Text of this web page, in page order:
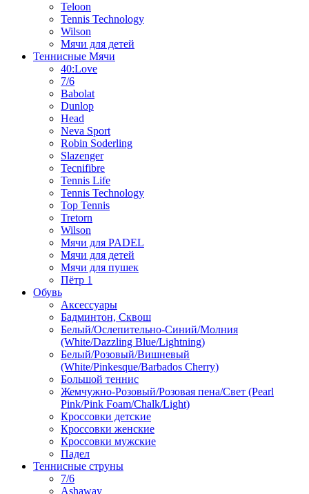
Teloon
Tennis Technology
Wilson
Мячи для детей
Теннисные Мячи
40:Love
7/6
Babolat
Dunlop
Head
Neva Sport
Robin Soderling
Slazenger
Tecnifibre
Tennis Life
Tennis Technology
Top Tennis
Tretorn
Wilson
Мячи для PADEL
Мячи для детей
Мячи для пушек
Пётр 1
Обувь
Аксессуары
Бадминтон, Сквош
Белый/Ослепительно-Синий/Молния
(White/Dazzling Blue/Lightning)
Белый/Розовый/Вишневый
(White/Pinkesque/Barbados Cherry)
Большой теннис
Жемчужно-Розовый/Розовая пена/Свет (Pearl
Pink/Pink Foam/Chalk/Light)
Кроссовки детские
Кроссовки женские
Кроссовки мужские
Падел
Теннисные струны
7/6
Ashaway